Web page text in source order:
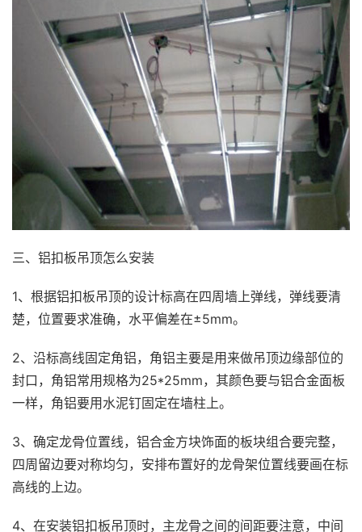
三、铝扣板吊顶怎么安装
1、根据铝扣板吊顶的设计标高在四周墙上弹线，弹线要清
楚，位置要求准确，水平偏差在±5mm。
2、沿标高线固定角铝，角铝主要是用来做吊顶边缘部位的
封口，角铝常用规格为25*25mm，其颜色要与铝合金面板
一样，角铝要用水泥钉固定在墙柱上。
3、确定龙骨位置线，铝合金方块饰面的板块组合要完整，
四周留边要对称均匀，安排布置好的龙骨架位置线要画在标
高线的上边。
4、在安装铝扣板吊顶时，主龙骨之间的间距要注意，中间